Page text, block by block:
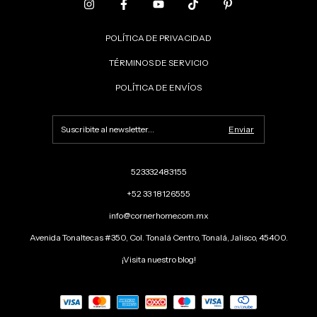
POLÍTICA DE PRIVACIDAD
TÉRMINOS DE SERVICIO
POLÍTICA DE ENVÍOS
523332483155
+52 33 18126555
info@cornerhome.com.mx
Avenida Tonaltecas #350, Col. Tonalá Centro, Tonalá, Jalisco, 45400.
¡Visita nuestro blog!